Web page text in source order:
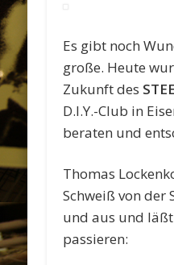
Es gibt noch
große. Heute
Zukunft des
D.I.Y.-Club in
beraten und
Thomas
Schweiß von der
und aus und läßt
passieren: